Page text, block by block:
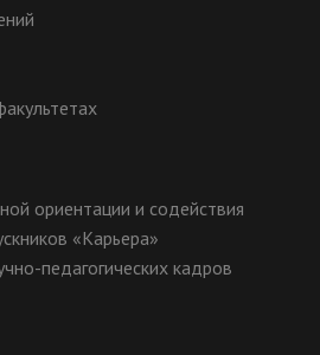
ориентации и содействия
«Карьера»
педагогических кадров